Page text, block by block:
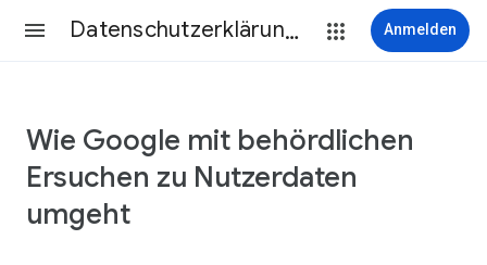
Datenschutzerklärung & Nutzungsbedingungen Anmelden
Wie Google mit behördlichen
Ersuchen zu Nutzerdaten
umgeht